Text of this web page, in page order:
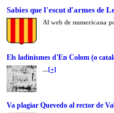
Sabies que l'escut d'armes de
Al web de numericana
Els ladinismes d'En Colom (o
...[+]
Va plagiar Quevedo al rector de